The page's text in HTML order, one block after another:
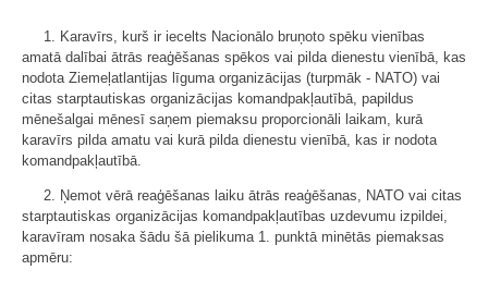
1. Karavīrs, kurš ir iecelts Nacionālo bruņoto spēku vienības
amatā dalībai ātrās reaģēšanas spēkos vai pilda dienestu vienībā, kas
nodota Ziemeļatlantijas līguma organizācijas (turpmāk - NATO) vai
citas starptautiskas organizācijas komandpakļautībā, papildus
mēnešalgai mēnesī saņem piemaksu proporcionāli laikam, kurā
karavīrs pilda amatu vai kurā pilda dienestu vienībā, kas ir nodota
komandpakļautībā.
2. Ņemot vērā reaģēšanas laiku ātrās reaģēšanas, NATO vai citas
starptautiskas organizācijas komandpakļautības uzdevumu izpildei,
karavīram nosaka šādu šā pielikuma 1. punktā minētās piemaksas
apmēru: